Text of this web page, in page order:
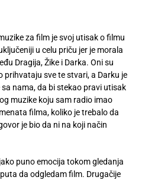
za film je svoj utisak o filmu
u celu priču jer je morala
Dragija, Žike i Darka. Oni su
prihvataju sve te stvari, a Darku je
nama, da bi stekao pravi utisak
muzike koju sam radio imao
filma, koliko je trebalo da
je bio da ni na koji način
puno emocija tokom gledanja
da odgledam film. Drugačije